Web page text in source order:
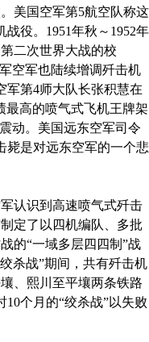
美国空军第5航空队称这
役。1951年秋～1952年
二次世界大战的校
空军也陆续增调歼击机
军第4师大队长张积慧在
最高的喷气式飞机王牌架
动。美国远东空军司令
毙是对远东空军的一个悲
认识到高速喷气式歼击
定了以四机编队、多批
的“一域多层四四制”战
杀战”期间，共有歼击机
、熙川至平壤两条铁路
个月的“绞杀战”以失败